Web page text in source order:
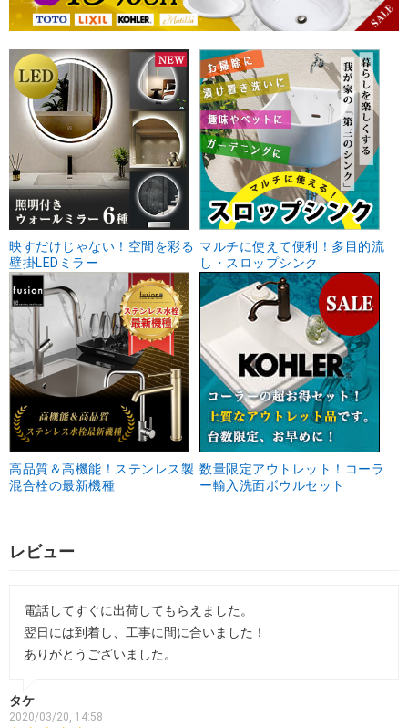
映すだけじゃない！空間を彩る
壁掛LEDミラー
マルチに使えて便利！多目的流
し・スロップシンク
高品質＆高機能！ステンレス製
混合栓の最新機種
数量限定アウトレット！コーラ
ー輸入洗面ボウルセット
レビュー
電話してすぐに出荷してもらえました。
翌日には到着し、工事に間に合いました！
ありがとうございました。
タケ
2020/03/20, 14:58